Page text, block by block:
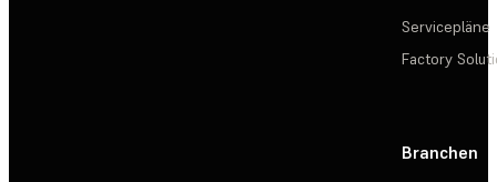
Servicepläne
Factory
Branchen